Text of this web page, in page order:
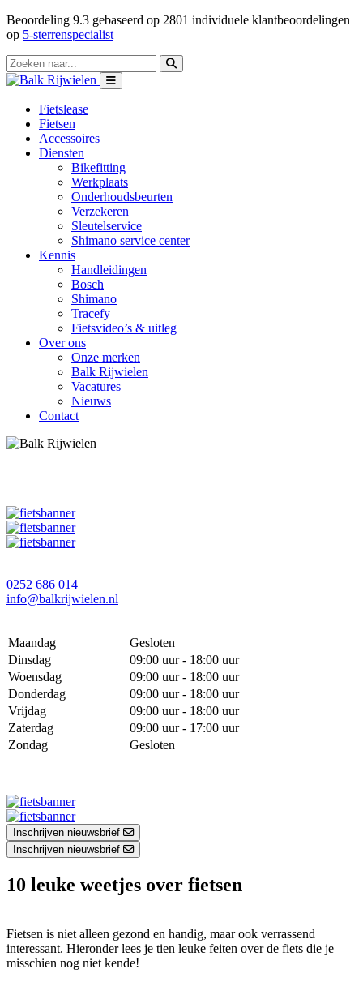
Beoordeling 9.3 gebaseerd op 2801 individuele klantbeoordelingen
op 5-sterrenspecialist
Fietslease
Fietsen
Accessoires
Diensten
Bikefitting
Werkplaats
Onderhoudsbeurten
Verzekeren
Sleutelservice
Shimano service center
Kennis
Handleidingen
Bosch
Shimano
Tracefy
Fietsvideo’s & uitleg
Over ons
Onze merken
Balk Rijwielen
Vacatures
Nieuws
Contact
0252 686 014
info@balkrijwielen.nl
Maandag
Gesloten
Dinsdag
09:00 uur - 18:00 uur
Woensdag
09:00 uur - 18:00 uur
Donderdag
09:00 uur - 18:00 uur
Vrijdag
09:00 uur - 18:00 uur
Zaterdag
09:00 uur - 17:00 uur
Zondag
Gesloten
Inschrijven nieuwsbrief
Inschrijven nieuwsbrief
10 leuke weetjes over fietsen
Fietsen is niet alleen gezond en handig, maar ook verrassend
interessant. Hieronder lees je tien leuke feiten over de fiets die je
misschien nog niet kende!